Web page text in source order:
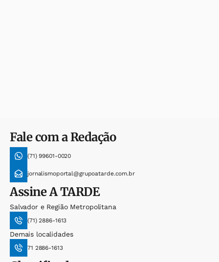
Fale com a Redação
(71) 99601-0020
jornalismoportal@grupoatarde.com.br
AssineA TARDE
Salvador e Região Metropolitana
(71) 2886-1613
Demais localidades
71 2886-1613